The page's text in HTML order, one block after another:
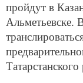
пройдут в
Альметьевске.